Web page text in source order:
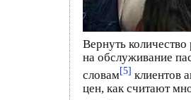
Вернуть
на обслуживание
словам[5] клиентов
цен, как считают